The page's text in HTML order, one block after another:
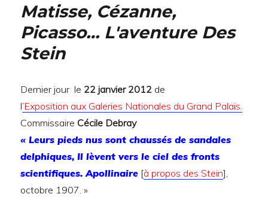
Matisse, Cézanne,
Picasso… L'aventure Des
Stein
Dernier jour le 22 janvier 2012 de
l’Exposition aux Galeries Nationales du Grand Palais.
Commissaire Cécile Debray
« Leurs pieds nus sont chaussés de sandales
delphiques, Il lèvent vers le ciel des fronts
scientifiques. Apollinaire [à propos des Stein],
octobre 1907. »